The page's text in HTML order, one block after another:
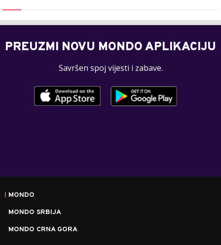
PREUZMI NOVU MONDO APLIKACIJU
Savršen spoj vijesti i zabave.
MONDO
MONDO SRBIJA
MONDO CRNA GORA